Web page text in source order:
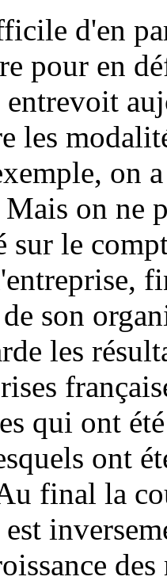
d'en
pour en
entrevoit
les
on
on ne
sur le
son
les
qui ont
ont
final la
est